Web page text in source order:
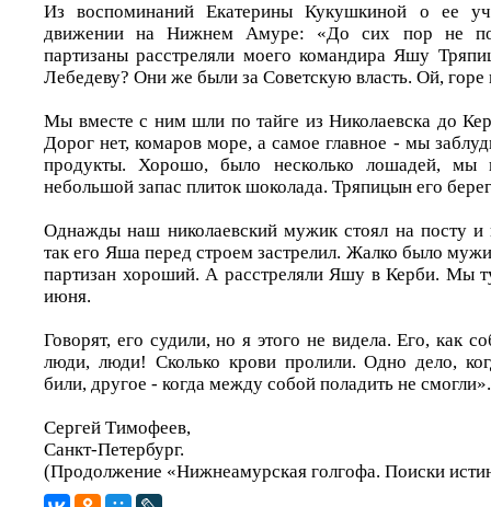
Из воспоминаний Екатерины Кукушкиной o ее
движении на Нижнем Амуре: «До сих пор не
партизаны расстреляли моего командира Яшу
Лебедеву? Они же были за Советскую власть. Ой, горе
Мы вместе с ним шли по тайге из Николаевска до
Дорог нет, комаров море, а самое главное - мы
продукты. Хорошо, было несколько лошадей,
небольшой запас плиток шоколада. Тряпицын его
Однажды наш николаевский мужик стоял на посту и
так его Яша перед строем застрелил. Жалко было
партизан хороший. А расстреляли Яшу в Керби. Мы
июня.
Говорят, его судили, но я этого не видела. Его, как
люди, люди! Сколько крови пролили. Одно дело,
били, другое - когда между собой поладить не смогли».
Сергей Тимофеев,
Санкт-Петербург.
(Продолжение «Нижнеамурская голгофа. Поиски